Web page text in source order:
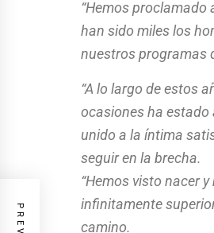
“Hemos proclamado
han sido miles los
nuestros programas
“A lo largo de estos
ocasiones ha estado
unido a la íntima
seguir en la brecha.
“Hemos visto nacer
infinitamente
camino.